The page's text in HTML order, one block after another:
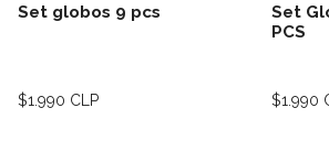
Set globos 9 pcs
$1.990 CLP
Set
PCS
$1.990